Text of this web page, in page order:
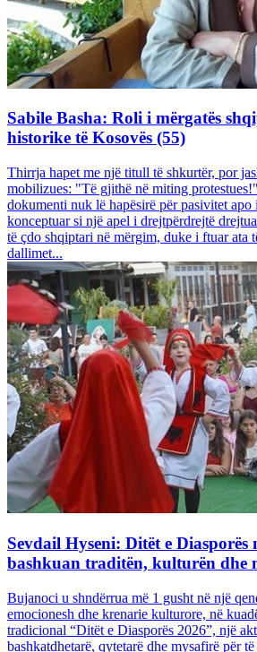
Sabile Basha: Roli i mërgatës
historike të Kosovës (55)
Thirrja hapet me një titull të shkurtër, por
mobilizues: "Të gjithë në miting
dokumenti nuk lë hapësirë për pasivitet
konceptuar si një apel i drejtpërdrejtë
të çdo shqiptari në mërgim, duke i ftuar ata
dallimet...
Sevdail Hyseni: Ditët e Diasporës
bashkuan traditën, kulturën dhe
Bujanoci u shndërrua më 1 gusht në një
emocionesh dhe krenarie kulturore, në
tradicional “Ditët e Diasporës 2026”, një
bashkatdhetarë, qytetarë dhe mysafirë për